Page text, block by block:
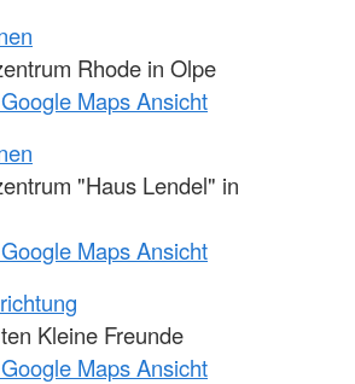
Rhode in Olpe
Maps Ansicht
"Haus Lendel" in
Maps Ansicht
Kleine Freunde
Maps Ansicht